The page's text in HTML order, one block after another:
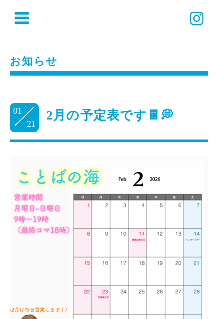
お知らせ
01
21
2月の予定表です🍫💭